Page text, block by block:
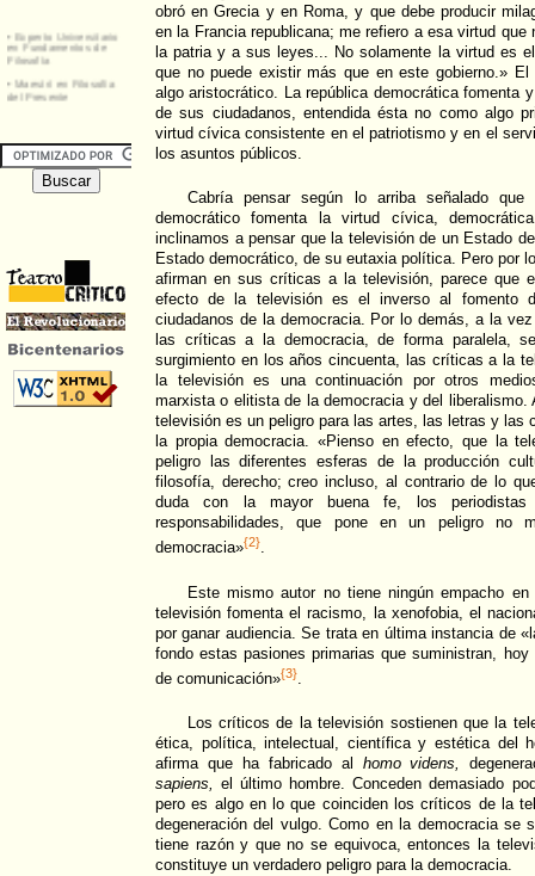
obró en Grecia y en Roma, y que debe producir
en la Francia republicana; me refiero a esa virtud
la patria y a sus leyes... No solamente la virtud es
que no puede existir más que en este gobierno.»
algo aristocrático. La república democrática fomenta
de sus ciudadanos, entendida ésta no como algo
virtud cívica consistente en el patriotismo y en el
los asuntos públicos.
Cabría pensar según lo arriba señalado
democrático fomenta la virtud cívica,
inclinamos a pensar que la televisión de un Estado
Estado democrático, de su eutaxia política. Pero por
afirman en sus críticas a la televisión, parece que
efecto de la televisión es el inverso al fomento
ciudadanos de la democracia. Por lo demás, a la
las críticas a la democracia, de forma paralela,
surgimiento en los años cincuenta, las críticas a la
la televisión es una continuación por otros
marxista o elitista de la democracia y del liberalismo.
televisión es un peligro para las artes, las letras y las
la propia democracia. «Pienso en efecto, que la
peligro las diferentes esferas de la producción
filosofía, derecho; creo incluso, al contrario de lo
duda con la mayor buena fe, los
responsabilidades, que pone en un peligro
democracia»{2}.
Este mismo autor no tiene ningún empacho
televisión fomenta el racismo, la xenofobia, el
por ganar audiencia. Se trata en última instancia de
fondo estas pasiones primarias que suministran,
de comunicación»{3}.
Los críticos de la televisión sostienen que la
ética, política, intelectual, científica y estética del
afirma que ha fabricado al homo videns,
sapiens, el último hombre. Conceden demasiado
pero es algo en lo que coinciden los críticos de la
degeneración del vulgo. Como en la democracia se
tiene razón y que no se equivoca, entonces la
constituye un verdadero peligro para la democracia.